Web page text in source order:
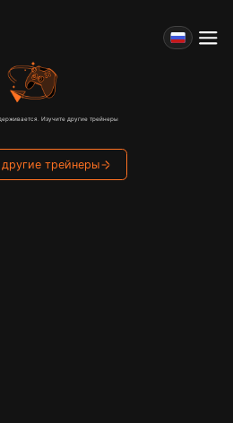
Изучите другие трейнеры
другие трейнеры